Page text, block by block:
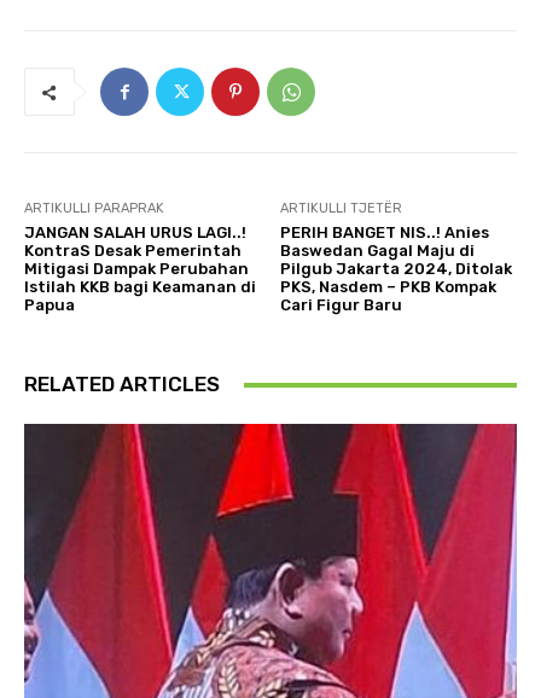
ARTIKULLI PARAPRAK
JANGAN SALAH URUS LAGI..!
KontraS Desak Pemerintah
Mitigasi Dampak Perubahan
Istilah KKB bagi Keamanan di
Papua
ARTIKULLI TJETËR
PERIH BANGET NIS..! Anies
Baswedan Gagal Maju di
Pilgub Jakarta 2024, Ditolak
PKS, Nasdem – PKB Kompak
Cari Figur Baru
RELATED ARTICLES